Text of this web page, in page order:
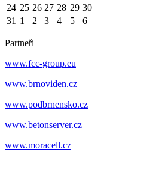
24 25 26 27 28 29 30
31 1 2 3 4 5 6
Partneři
www.fcc-group.eu
www.brnoviden.cz
www.podbrnensko.cz
www.betonserver.cz
www.moracell.cz